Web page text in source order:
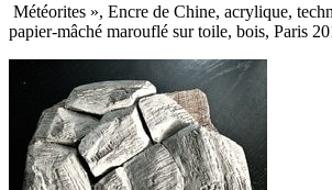
Météorites », Encre de Chine, acrylique,
papier-mâché marouflé sur toile, bois, Paris